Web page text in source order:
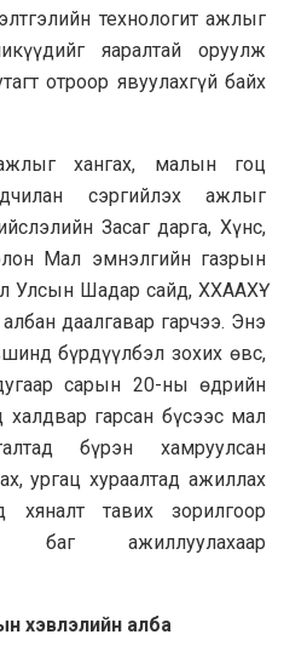
технологит ажлыг
яаралтай оруулж
отроор явуулахгүй байх
хангах, малын гоц
сэргийлэх ажлыг
Засаг дарга, Хүнс,
Мал эмнэлгийн газрын
Улсын Шадар сайд, ХХААХҮ-
даалгавар гарчээ. Энэ
бүрдүүлбэл зохих өвс,
сарын 20-ны өдрийн
гарсан бүсээс мал
бүрэн хамруулсан
ургац хураалтад ажиллах
хяналт тавих зорилгоор
баг ажиллуулахаар
хэвлэлийн алба